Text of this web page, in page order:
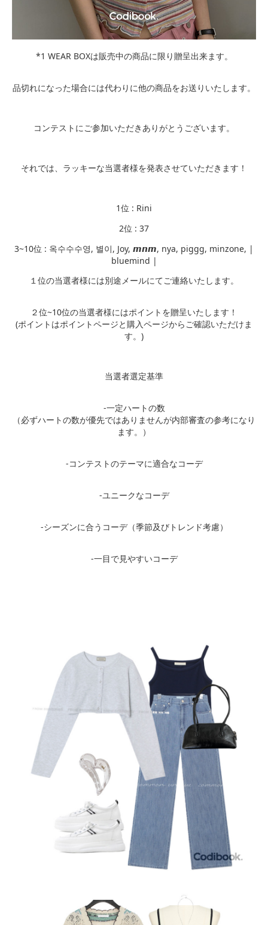
*1 WEAR BOXは販売中の商品に限り贈呈出来ます。
品切れになった場合には代わりに他の商品をお送りいたします。
コンテストにご参加いただきありがとうございます。
それでは、ラッキーな当選者様を発表させていただきます！
1位 : Rini
2位 : 37
3~10位 : 옥수수수영, 별이, Joy, 𝙢𝙣𝙢, nya, piggg, minzone, |
bluemind |
１位の当選者様には別途メールにてご連絡いたします。
２位~10位の当選者様にはポイントを贈呈いたします！
(ポイントはポイントページと購入ページからご確認いただけま
す。)
当選者選定基準
-一定ハートの数
（必ずハートの数が優先ではありませんが内部審査の参考になり
ます。）
-コンテストのテーマに適合なコーデ
-ユニークなコーデ
-シーズンに合うコーデ（季節及びトレンド考慮）
-一目で見やすいコーデ